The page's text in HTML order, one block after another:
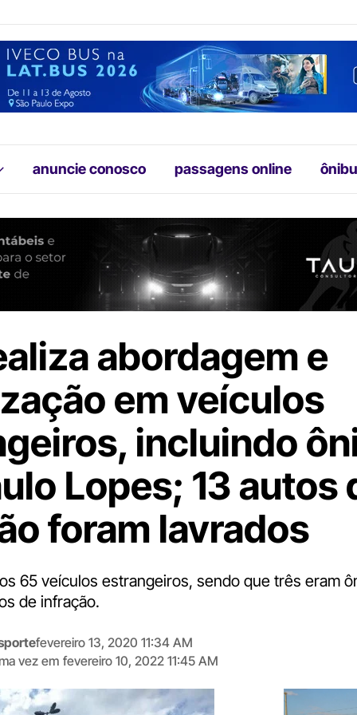
anuncie conosco passagens online
abordagem e
em veículos
incluindo
Lopes; 13 autos
foram lavrados
65 veículos estrangeiros, sendo que três eram
de infração.
fevereiro 13, 2020 11:34 AM
vez em fevereiro 10, 2022 11:45 AM
Digite
aqui